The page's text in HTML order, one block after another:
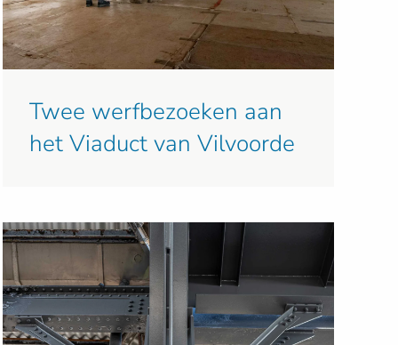
Twee werfbezoeken aan
het Viaduct van Vilvoorde